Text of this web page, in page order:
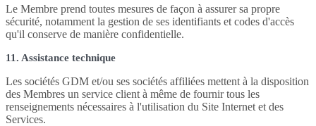
Le Membre prend toutes mesures de façon à assurer sa propre
sécurité, notamment la gestion de ses identifiants et codes d'accès
qu'il conserve de manière confidentielle.
11. Assistance technique
Les sociétés GDM et/ou ses sociétés affiliées mettent à la disposition
des Membres un service client à même de fournir tous les
renseignements nécessaires à l'utilisation du Site Internet et des
Services.